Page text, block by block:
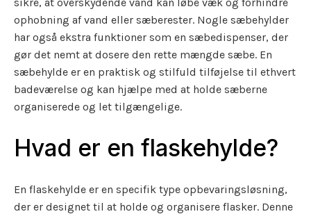
ophobning af vand eller sæberester. Nogle sæbehylder
har også ekstra funktioner som en sæbedispenser, der
gør det nemt at dosere den rette mængde sæbe. En
sæbehylde er en praktisk og stilfuld tilføjelse til ethvert
badeværelse og kan hjælpe med at holde sæberne
organiserede og let tilgængelige.
Hvad er en flaskehylde?
En flaskehylde er en specifik type opbevaringsløsning,
der er designet til at holde og organisere flasker. Denne